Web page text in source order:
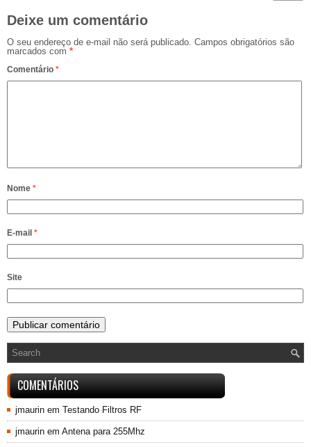
Deixe um comentário
O seu endereço de e-mail não será publicado. Campos obrigatórios são
marcados com *
Comentário *
Nome *
E-mail *
Site
COMENTÁRIOS
jmaurin em Testando Filtros RF
jmaurin em Antena para 255Mhz